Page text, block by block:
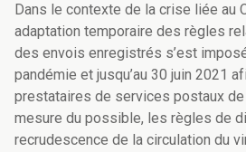
Dans le contexte de la crise liée au
adaptation temporaire des règles
des envois enregistrés s’est
pandémie et jusqu’au 30 juin 2021
prestataires de services postaux
mesure du possible, les règles de
recrudescence de la circulation du